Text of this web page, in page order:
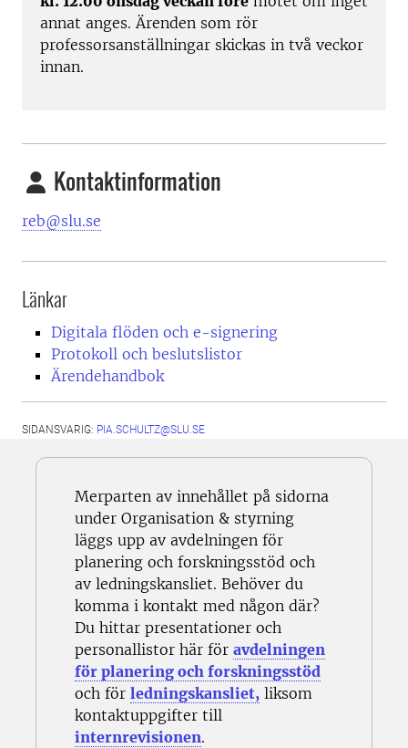
annat anges. Ärenden som rör
professorsanställningar skickas in två veckor
innan.
Kontaktinformation
reb@slu.se
Länkar
Digitala flöden och e-signering
Protokoll och beslutslistor
Ärendehandbok
SIDANSVARIG: PIA.SCHULTZ@SLU.SE
Merparten av innehållet på sidorna
under Organisation & styrning
läggs upp av avdelningen för
planering och forskningsstöd och
av ledningskansliet. Behöver du
komma i kontakt med någon där?
Du hittar presentationer och
personallistor här för avdelningen
för planering och forskningsstöd
och för ledningskansliet, liksom
kontaktuppgifter till
internrevisionen.